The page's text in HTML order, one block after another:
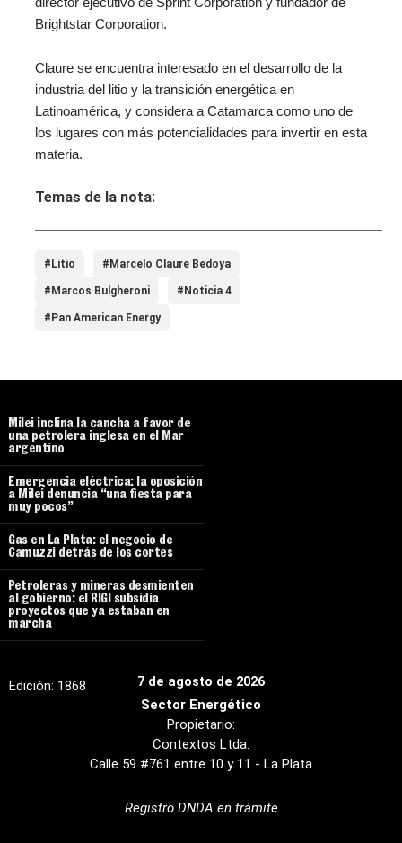
Brightstar Corporation.
Claure se encuentra interesado en el desarrollo de la
industria del litio y la transición energética en
Latinoamérica, y considera a Catamarca como uno de
los lugares con más potencialidades para invertir en esta
materia.
Temas de la nota:
#Litio #Marcelo Claure Bedoya
#Marcos Bulgheroni #Noticia 4
#Pan American Energy
7 de agosto de 2026
Edición: 1868
Sector Energético
Propietario:
Contextos Ltda.
Calle 59 #761 entre 10 y 11 - La Plata
Registro DNDA en trámite
Milei inclina la cancha a favor de
una petrolera inglesa en el Mar
argentino
Emergencia eléctrica: la oposición
a Milei denuncia “una fiesta para
muy pocos”
Gas en La Plata: el negocio de
Camuzzi detrás de los cortes
Petroleras y mineras desmienten
al gobierno: el RIGI subsidia
proyectos que ya estaban en
marcha